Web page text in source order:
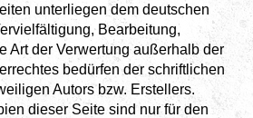
unterliegen dem deutschen
Bearbeitung,
Art der Verwertung außerhalb der
bedürfen der schriftlichen
Autors bzw. Erstellers.
dieser Seite sind nur für den